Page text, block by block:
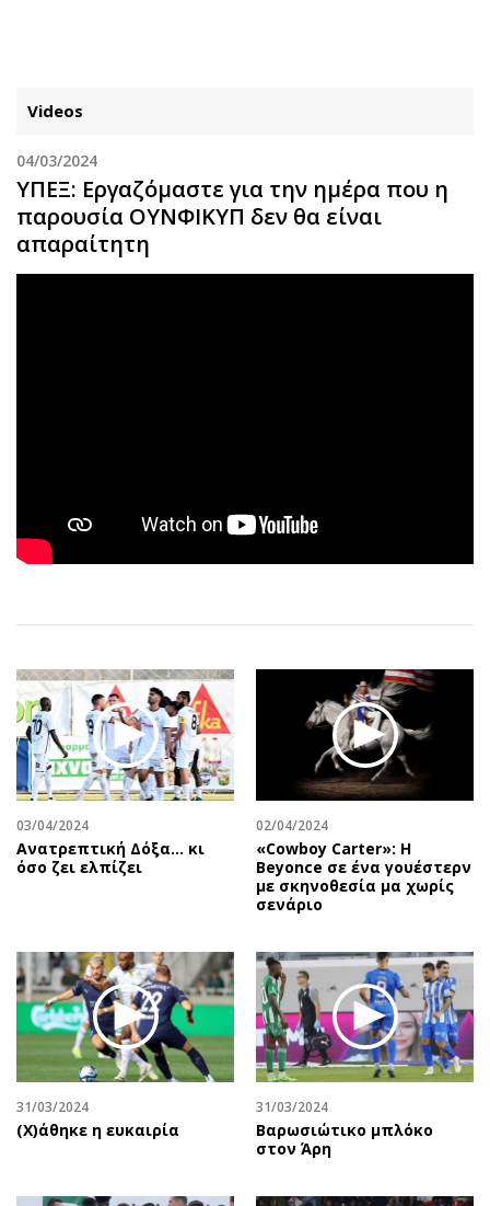
ΚΑΤΗΓΟΡΙΕΣ
Κύπρος
Παιδεία
Κύπρος
Οικονομική
Οικονομία
Real Estate
Επιχειρήσεις
Αγορές
Money Review
AstroBank Properties
Ναυτιλία
Περιβάλλον
Ελλάδα
Κόσμος
Παράξενα
Πολιτισμός
Σινεμά
Απόψεις
Geek
Αφιερώματα
Πολιτική
Οικονομία
Γενικά
Αναδρομές
Πρόσωπα
Περιβάλλον
Good Life
Showbiz
Ταξίδια
Συνταγές
Έξοδος
Media
Εκπομπές
Wine routes
Videos
04/03/2024
ΥΠΕΞ: Εργαζόμαστε για την ημέρα που η
παρουσία ΟΥΝΦΙΚΥΠ δεν θα είναι
απαραίτητη
03/04/2024
Ανατρεπτική Δόξα… κι
όσο ζει ελπίζει
02/04/2024
«Cowboy Carter»: H
Beyonce σε ένα γουέστερν
με σκηνοθεσία μα χωρίς
σενάριο
31/03/2024
(X)άθηκε η ευκαιρία
31/03/2024
Βαρωσιώτικο μπλόκο
στον Άρη